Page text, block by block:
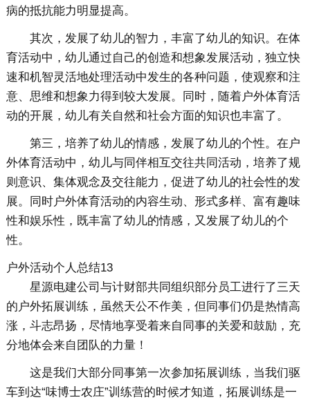
病的抵抗能力明显提高。
其次，发展了幼儿的智力，丰富了幼儿的知识。在体
育活动中，幼儿通过自己的创造和想象发展活动，独立快
速和机智灵活地处理活动中发生的各种问题，使观察和注
意、思维和想象力得到较大发展。同时，随着户外体育活
动的开展，幼儿有关自然和社会方面的知识也丰富了。
第三，培养了幼儿的情感，发展了幼儿的个性。在户
外体育活动中，幼儿与同伴相互交往共同活动，培养了规
则意识、集体观念及交往能力，促进了幼儿的社会性的发
展。同时户外体育活动的内容生动、形式多样、富有趣味
性和娱乐性，既丰富了幼儿的情感，又发展了幼儿的个
性。
户外活动个人总结13
星源电建公司与计财部共同组织部分员工进行了三天
的户外拓展训练，虽然天公不作美，但同事们仍是热情高
涨，斗志昂扬，尽情地享受着来自同事的关爱和鼓励，充
分地体会来自团队的力量！
这是我们大部分同事第一次参加拓展训练，当我们驱
车到达“味博士农庄”训练营的时候才知道，拓展训练是一